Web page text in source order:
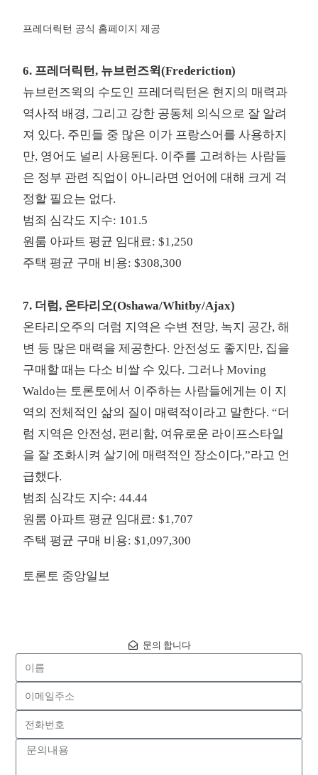
프레더릭턴 공식 홈페이지 제공
6. 프레더릭턴, 뉴브런즈윅(Frederiction)
뉴브런즈윅의 수도인 프레더릭턴은 현지의 매력과
역사적 배경, 그리고 강한 공동체 의식으로 잘 알려
져 있다. 주민들 중 많은 이가 프랑스어를 사용하지
만, 영어도 널리 사용된다. 이주를 고려하는 사람들
은 정부 관련 직업이 아니라면 언어에 대해 크게 걱
정할 필요는 없다.
범죄 심각도 지수: 101.5
원룸 아파트 평균 임대료: $1,250
주택 평균 구매 비용: $308,300
7. 더럼, 온타리오(Oshawa/Whitby/Ajax)
온타리오주의 더럼 지역은 수변 전망, 녹지 공간, 해
변 등 많은 매력을 제공한다. 안전성도 좋지만, 집을
구매할 때는 다소 비쌀 수 있다. 그러나 Moving
Waldo는 토론토에서 이주하는 사람들에게는 이 지
역의 전체적인 삶의 질이 매력적이라고 말한다. “더
럼 지역은 안전성, 편리함, 여유로운 라이프스타일
을 잘 조화시켜 살기에 매력적인 장소이다,”라고 언
급했다.
범죄 심각도 지수: 44.44
원룸 아파트 평균 임대료: $1,707
주택 평균 구매 비용: $1,097,300
토론토 중앙일보
문의 합니다